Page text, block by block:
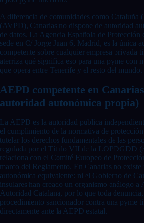
A diferencia de comunidades como Cataluña
(AVPD), Canarias no dispone de autoridad
de datos. La Agencia Española de
sede en C/ Jorge Juan 6, Madrid, es la única
competente sobre cualquier empresa privada
aterriza qué significa eso para una pyme con
que opera entre Tenerife y el resto del mundo.
AEPD competente en
autoridad autonómica propia)
La AEPD es la autoridad pública
el cumplimiento de la normativa de
tutelar los derechos fundamentales de las
regulada por el Título VII de la LOPDGDD
relaciona con el Comité Europeo de
marco del Reglamento. En Canarias no existe
autonómica equivalente: ni el Gobierno de
insulares han creado un organismo análogo
Autoridad Catalana, por lo que toda
procedimiento sancionador contra una pyme
directamente ante la AEPD estatal.